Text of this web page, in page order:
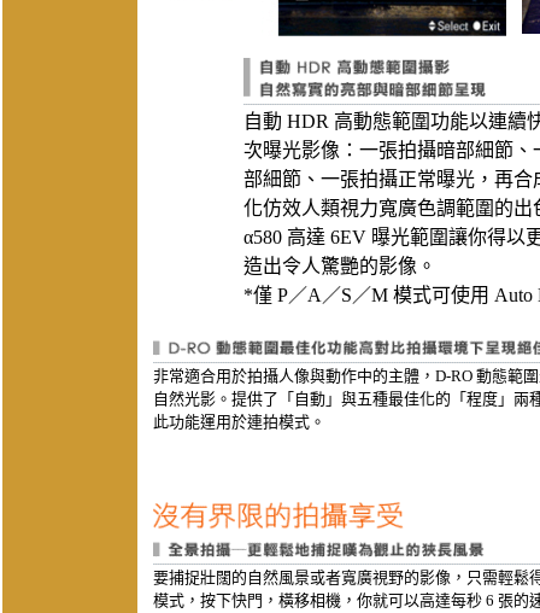
自動 HDR 高動態範圍功能以連續
次曝光影像：一張拍攝暗部細節、
部細節、一張拍攝正常曝光，再合
化仿效人類視力寬廣色調範圍的出
α580 高達 6EV 曝光範圍讓你得以
造出令人驚艷的影像。
*僅 P／A／S／M 模式可使用 Auto
非常適合用於拍攝人像與動作中的主體，D-RO 動態範
自然光影。提供了「自動」與五種最佳化的「程度」
此功能運用於連拍模式。
要捕捉壯闊的自然風景或者寬廣視野的影像，只需輕鬆
模式，按下快門，橫移相機，你就可以高達每秒 6 張的